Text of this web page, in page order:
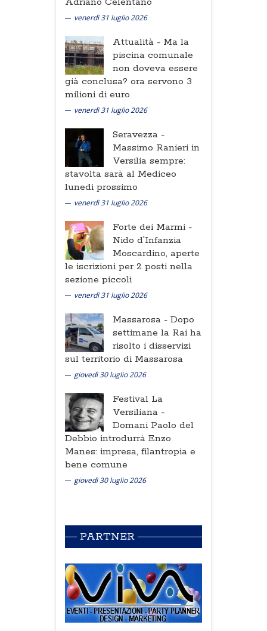
venerdì 31 luglio 2026
Attualità - Ma la
piscina comunale
non doveva essere
già conclusa? ora servono 3
milioni di euro
venerdì 31 luglio 2026
Seravezza -
Massimo Ranieri in
Versilia sempre:
stavolta sarà al Mediceo
lunedi prossimo
venerdì 31 luglio 2026
Forte dei Marmi -
Nido d'Infanzia
Moscardino, aperte
le iscrizioni per 2 posti nella
sezione piccoli
venerdì 31 luglio 2026
Massarosa - Dopo
settimane la Rai ha
risolto i disservizi
sul territorio di Massarosa
giovedì 30 luglio 2026
Festival La
Versiliana -
Domani Paolo del
Debbio introdurrà Enzo
Manes: impresa, filantropia e
bene comune
giovedì 30 luglio 2026
PARTNER